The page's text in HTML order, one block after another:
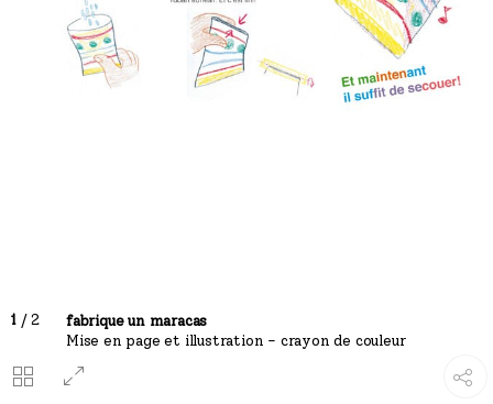
1/ 2
fabrique un maracas
Mise en page et illustration - crayon de couleur